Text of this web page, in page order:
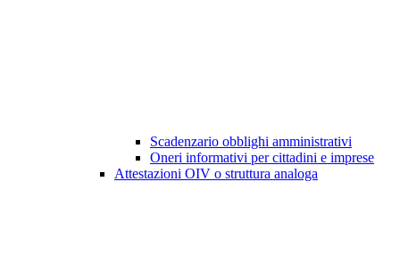
Scadenzario obblighi amministrativi
Oneri informativi per cittadini e imprese
Attestazioni OIV o struttura analoga